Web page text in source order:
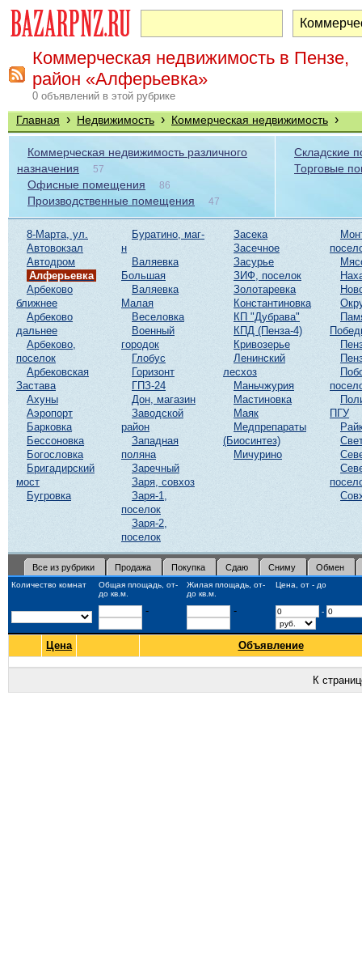
Коммерческая недвижимость в Пензе,
район «Алферьевка»
0 объявлений в этой рубрике
Главная › Недвижимость › Коммерческая недвижимость ›
Коммерческая недвижимость различного
назначения
57
Офисные помещения 86
Производственные помещения 47
Складские
Торговые
8-Марта, ул.
Автовокзал
Автодром
Алферьевка
Арбеково
ближнее
Арбеково
дальнее
Арбеково,
поселок
Арбековская
Застава
Ахуны
Аэропорт
Барковка
Бессоновка
Богословка
Бригадирский
мост
Бугровка
Буратино, маг-
н
Валяевка
Большая
Валяевка
Малая
Веселовка
Военный
городок
Глобус
Горизонт
ГПЗ-24
Дон, магазин
Заводской
район
Западная
поляна
Заречный
Заря, совхоз
Заря-1,
поселок
Заря-2,
поселок
Засека
Засечное
Засурье
ЗИФ, поселок
Золотаревка
Константиновка
КП "Дубрава"
КПД (Пенза-4)
Кривозерье
Ленинский
лесхоз
Маньчжурия
Мастиновка
Маяк
Медпрепараты
(Биосинтез)
Мичурино
ПГУ
Все из рубрики Продажа Покупка Сдаю Сниму Обмен
Количество комнат
Общая площадь, от-
до кв.м.
Жилая площадь, от-
до кв.м.
Цена, от - до
- - -
Цена Объявление
К